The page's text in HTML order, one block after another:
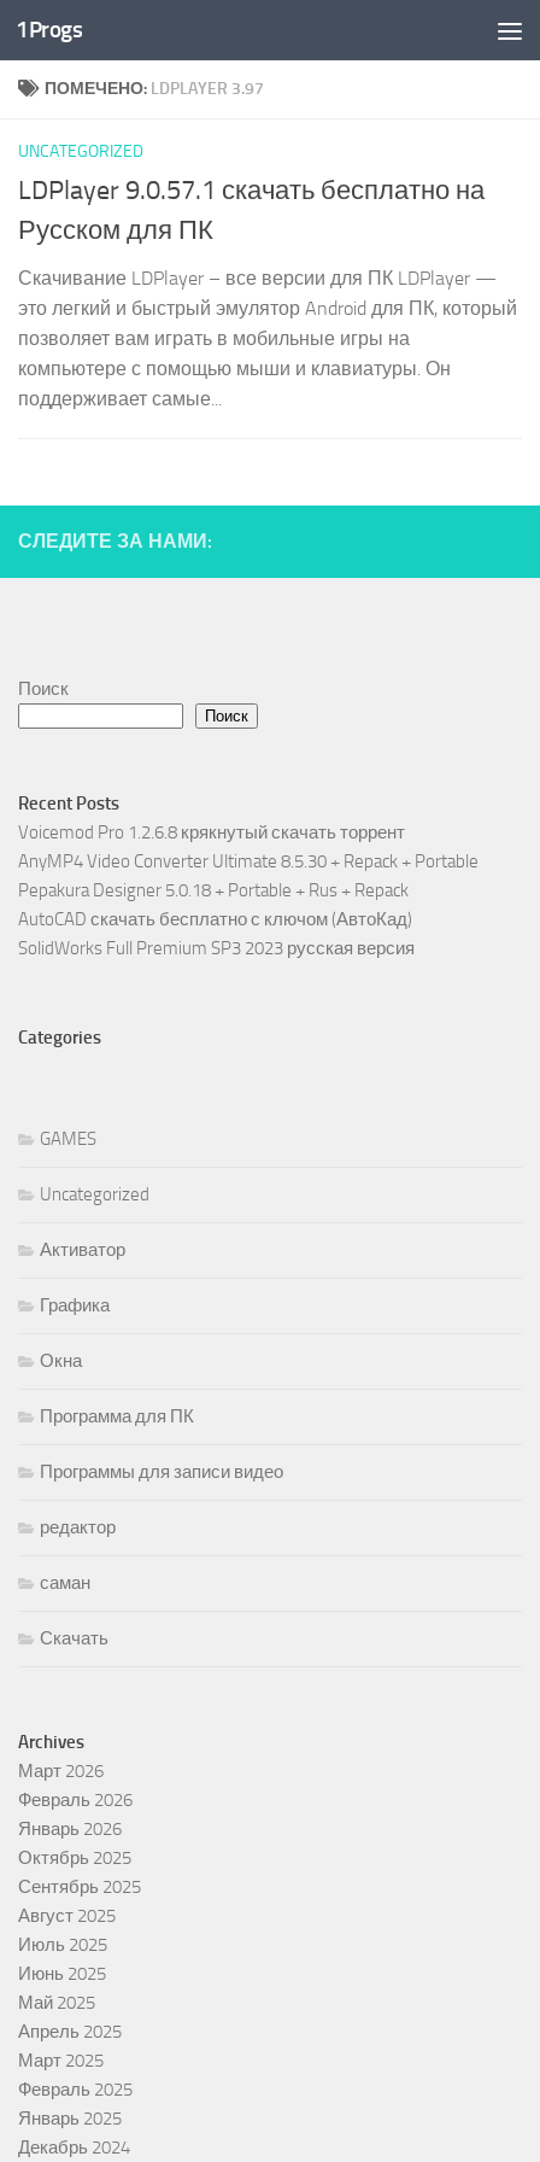
Перейти к содержимому
1Progs
ПОМЕЧЕНО: LDPLAYER 3.97
UNCATEGORIZED
LDPlayer 9.0.57.1 скачать бесплатно на
Русском для ПК
Скачивание LDPlayer – все версии для ПК LDPlayer —
это легкий и быстрый эмулятор Android для ПК, который
позволяет вам играть в мобильные игры на
компьютере с помощью мыши и клавиатуры. Он
поддерживает самые...
СЛЕДИТЕ ЗА НАМИ:
Поиск
Поиск
Recent Posts
Voicemod Pro 1.2.6.8 крякнутый скачать торрент
AnyMP4 Video Converter Ultimate 8.5.30 + Repack + Portable
Pepakura Designer 5.0.18 + Portable + Rus + Repack
AutoCAD скачать бесплатно с ключом (АвтоКад)
SolidWorks Full Premium SP3 2023 русская версия
Categories
GAMES
Uncategorized
Активатор
Графика
Окна
Программа для ПК
Программы для записи видео
редактор
саман
Скачать
Archives
Март 2026
Февраль 2026
Январь 2026
Октябрь 2025
Сентябрь 2025
Август 2025
Июль 2025
Июнь 2025
Май 2025
Апрель 2025
Март 2025
Февраль 2025
Январь 2025
Декабрь 2024